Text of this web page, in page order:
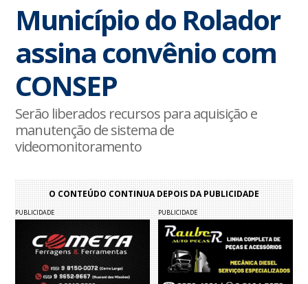
Município do Rolador
assina convênio com
CONSEP
Serão liberados recursos para aquisição e
manutenção de sistema de
videomonitoramento
O CONTEÚDO CONTINUA DEPOIS DA PUBLICIDADE
PUBLICIDADE PUBLICIDADE